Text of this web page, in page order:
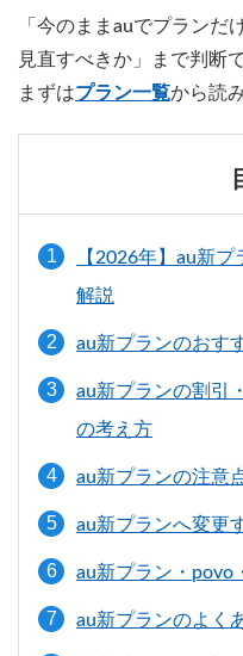
「今のままauでプランだ
見直すべきか」まで判断
まずはプラン一覧から読
【2026年】au新
解説
au新プランのおす
au新プランの割引
の考え方
au新プランの注意
au新プランへ変更
au新プラン・povo
au新プランのよく